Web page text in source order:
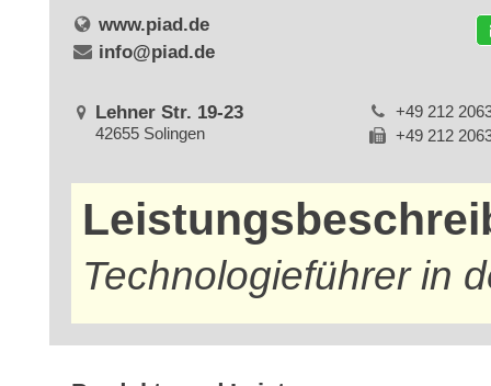
www.piad.de
info@piad.de
Lehner Str. 19-23
42655 Solingen
+49 212
+49 212
Technologieführer in